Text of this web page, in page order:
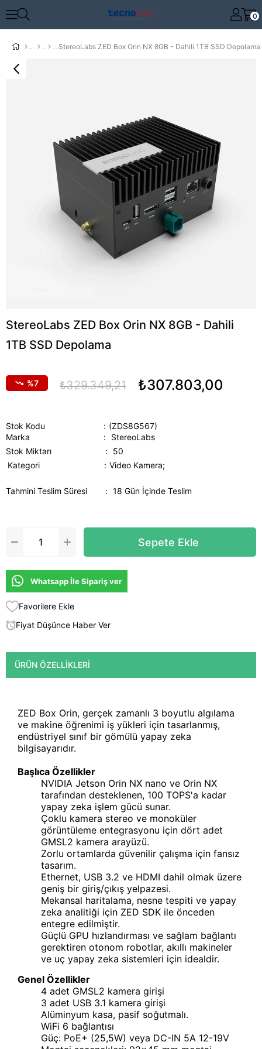
0
StereoLabs ZED Box Orin NX 8GB - Dahili 1TB SSD Depolama
StereoLabs ZED Box Orin NX 8GB - Dahili
1TB SSD Depolama
7 ₺329.349,21 ₺307.803,00
Stok Kodu
(ZDS8G567)
Marka
:
StereoLabs
Stok Miktarı
:
50
Kategori
Video Kamera;
Tahmini Teslim Süresi : 18 Gün İçinde Teslim
Whatsapp İle Sipariş ver
Favorilere Ekle
Fiyat Düşünce Haber Ver
ÜRÜN ÖZELLIKLERI
ZED Box Orin, gerçek zamanlı 3 boyutlu algılama
ve makine öğrenimi iş yükleri için tasarlanmış,
endüstriyel sınıf bir gömülü yapay zeka
bilgisayarıdır.
Başlıca Özellikler
NVIDIA Jetson Orin NX nano ve Orin NX
tarafından desteklenen, 100 TOPS'a kadar
yapay zeka işlem gücü sunar.
Çoklu kamera stereo ve monoküler
görüntüleme entegrasyonu için dört adet
GMSL2 kamera arayüzü.
Zorlu ortamlarda güvenilir çalışma için fansız
tasarım.
Ethernet, USB 3.2 ve HDMI dahil olmak üzere
geniş bir giriş/çıkış yelpazesi.
Mekansal haritalama, nesne tespiti ve yapay
zeka analitiği için ZED SDK ile önceden
entegre edilmiştir.
Güçlü GPU hızlandırması ve sağlam bağlantı
gerektiren otonom robotlar, akıllı makineler
ve uç yapay zeka sistemleri için idealdir.
Genel Özellikler
4 adet GMSL2 kamera girişi
3 adet USB 3.1 kamera girişi
Alüminyum kasa, pasif soğutmalı.
WiFi 6 bağlantısı
Güç: PoE+ (25,5W) veya DC-IN 5A 12-19V